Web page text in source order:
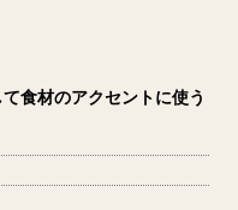
食材のアクセントに使う